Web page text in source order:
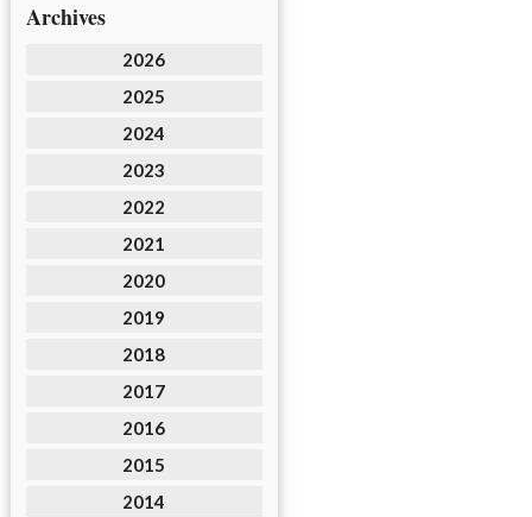
Archives
2026
2025
2024
2023
2022
2021
2020
2019
2018
2017
2016
2015
2014